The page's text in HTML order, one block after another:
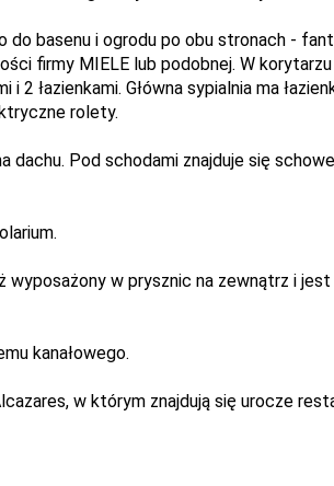
do basenu i ogrodu po obu stronach -
firmy MIELE lub podobnej. W korytarzu
łazienkami. Główna sypialnia ma
rolety.
dachu. Pod schodami znajduje się
wyposażony w prysznic na zewnątrz i
kanałowego.
w którym znajdują się urocze